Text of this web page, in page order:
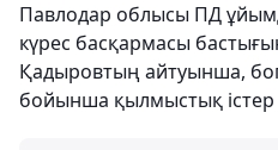
Павлодар облысы ПД
күрес басқармасы
Қадыровтың айтуынша,
бойынша қылмыстық істер